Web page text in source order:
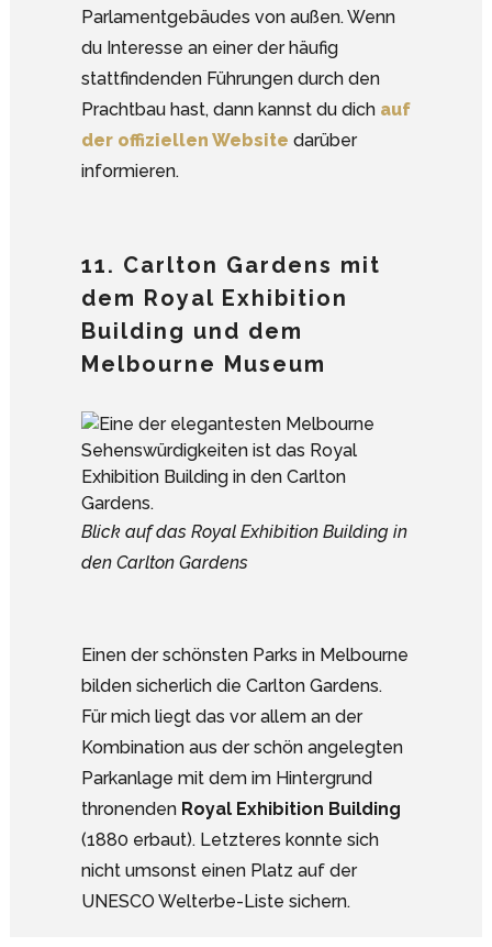
Parlamentgebäudes von außen. Wenn
du Interesse an einer der häufig
stattfindenden Führungen durch den
Prachtbau hast, dann kannst du dich auf
der offiziellen Website darüber
informieren.
11. Carlton Gardens mit
dem Royal Exhibition
Building und dem
Melbourne Museum
Blick auf das Royal Exhibition Building in
den Carlton Gardens
Einen der schönsten Parks in Melbourne
bilden sicherlich die Carlton Gardens.
Für mich liegt das vor allem an der
Kombination aus der schön angelegten
Parkanlage mit dem im Hintergrund
thronenden Royal Exhibition Building
(1880 erbaut). Letzteres konnte sich
nicht umsonst einen Platz auf der
UNESCO Welterbe-Liste sichern.
Google Analytics deaktivieren.